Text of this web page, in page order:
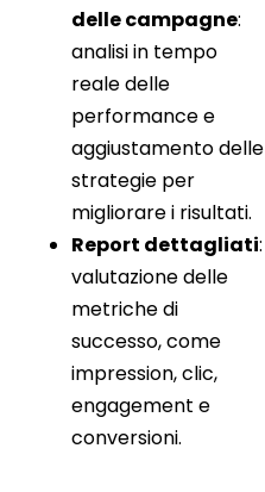
delle campagne:
analisi in tempo
reale delle
performance e
aggiustamento delle
strategie per
migliorare i risultati.
Report dettagliati:
valutazione delle
metriche di
successo, come
impression, clic,
engagement e
conversioni.